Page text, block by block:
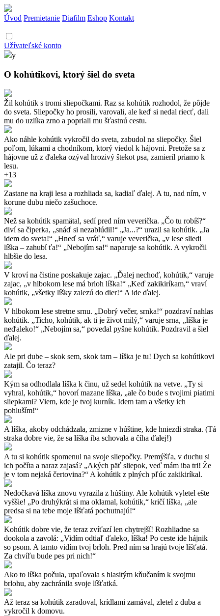
Úvod Premietanie Diafilm Eshop Kontakt
Užívateľské konto
y
O kohútikovi, ktorý šiel do sveta
Žil kohútik s tromi sliepočkami. Raz sa kohútik rozhodol, že pôjde
do sveta. Sliepočky ho prosili, varovali, ale keď si nedal riecť, dali
mu do uzlíka zrno a popriali mu šťastnú cestu.
Ako náhle kohútik vykročil do sveta, zabudol na sliepočky. Šiel
poľom, lúkami a chodníkom, ktorý viedol k hájovni. Pretože sa z
hájovne už z ďaleka ozýval hrozivý štekot psa, zamieril priamo k
lesu.
+13
Zastane na kraji lesa a rozhliada sa, kadiaľ ďalej. A tu, nad ním, v
korune dubu niečo zašuchoce.
Než sa kohútik spamätal, sedí pred ním veverička. „Čo tu robíš?“
diví sa čiperka, „snáď si nezablúdil!“ „Ja...?“ urazil sa kohútik. „Ja
idem do sveta!“ „Hneď sa vráť,“ varuje veverička, „v lese sliedi
líška – zahubí ťa!“ „Nebojím sa!“ naparuje sa kohútik. A vykročil
hlbšie do lesa.
V kroví na čistine poskakuje zajac. „Ďalej nechoď, kohútik,“ varuje
zajac, „v hlbokom lese má brloh líška!“ „Keď zakikiríkam,“ vraví
kohútik, „všetky líšky zalezú do dier!“ A ide ďalej.
V hlbokom lese stretne srnu. „Dobrý večer, srnka!“ pozdraví nahlas
kohútik. „Ticho, kohútik, ak ti je život milý,“ varuje srna, „líška je
neďaleko!“ „Nebojím sa,“ povedal pyšne kohútik. Pozdravil a šiel
ďalej.
Ale pri dube – skok sem, skok tam – líška je tu! Dych sa kohútikovi
zatajil. Čo teraz?
Kým sa odhodlala líška k činu, už sedel kohútik na vetve. „Ty si
vyhral, kohútik,“ hovorí mazane líška, „ale čo bude s tvojimi piatimi
sliepkami? Viem, kde je tvoj kurník. Idem tam a všetky ich
pohluším!“
A líška, akoby odchádzala, zmizne v húštine, kde hniezdi straka. (Tá
straka dobre vie, že sa líška iba schovala a číha ďalej!)
A tu si kohútik spomenul na svoje sliepočky. Premýšľa, v duchu si
ich počíta a naraz zajasá? „Akých päť sliepok, veď mám iba tri! Že
je v tom nejaká čertovina?“ A kohútik z plných pľúc zakikiríkal.
Nedočkavá líška znovu vyrazila z húštiny. Ale kohútik vyletel ešte
vyššie! „Po druhýkrát si ma oklamal, kohútik,“ kričí líška, „ale
predsa si na tebe moje líšťatá pochutnajú!“
Kohútik dobre vie, že teraz zvíťazí len chytrejší! Rozhliadne sa
dookola a zavolá: „Vidím odtiaľ ďaleko, líška! Po ceste ide hájnik
so psom. A tamto vidím tvoj brloh. Pred ním sa hrajú tvoje líšťatá.
Za chvíľu bude pes pri nich!“
Ako to líška počula, upaľovala s hlasitým kňučaním k svojmu
brlohu, aby zachránila svoje líšťatká.
Až teraz sa kohútik zaradoval, krídlami zamával, zletel z duba a
vykročil k domovu.